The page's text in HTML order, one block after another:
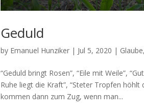
Geduld
by Emanuel Hunziker | Jul 5, 2020 | Glaube,
“Geduld bringt Rosen”, “Eile mit Weile”,
Ruhe liegt die Kraft”, “Steter Tropfen höhlt
kom­men dann zum Zug, wenn man...